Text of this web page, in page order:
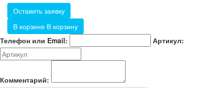
Оставить заявку
В корзине В корзину
Телефон или Email:
Артикул:
Комментарий: